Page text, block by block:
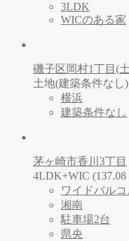
3LDK
WICのある家
磯子区岡村1丁目(
土地(建築条件なし)
横浜
建築条件なし
茅ヶ崎市香川3丁目
4LDK+WIC (137.08
ワイドバルコ
湘南
駐車場2台
県央